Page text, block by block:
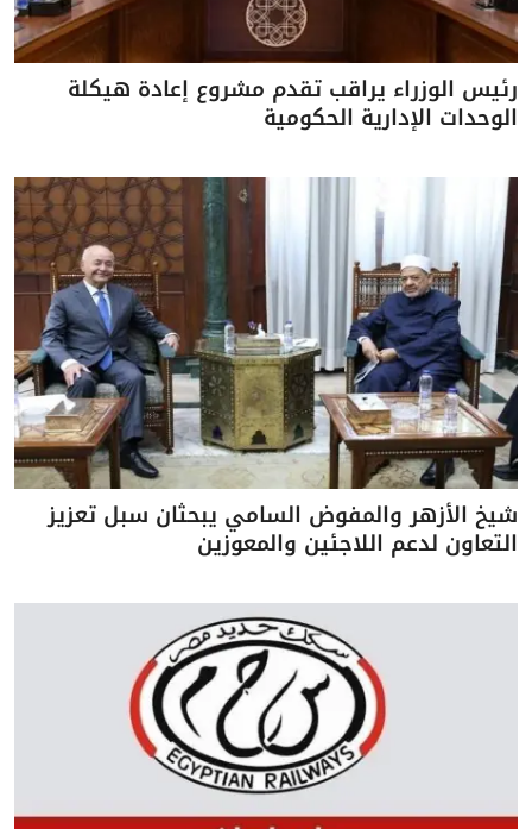
رئيس الوزراء يراقب تقدم مشروع إعادة هيكلة
الوحدات الإدارية الحكومية
شيخ الأزهر والمفوض السامي يبحثان سبل تعزيز
التعاون لدعم اللاجئين والمعوزين